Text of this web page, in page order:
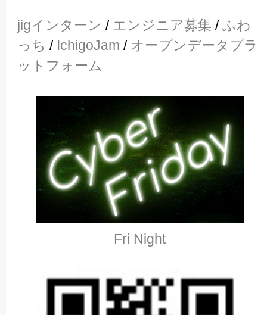
jigインターン / エンジニア募集 /ふわ
っち / IchigoJam / オープンデータプラ
ットフォーム
Fri Night